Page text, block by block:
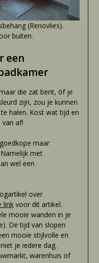
(Renovlies).
buiten.
een
die zat bent, óf je
zijn, zou je kunnen
halen. Kost wat tijd en
af!
maar
met
wel een
over
linkvoor dit artikel.
mooie wanden in je
De tijd van slopen
mooie stijlvolle en
je iedere dag.
warenhuis of